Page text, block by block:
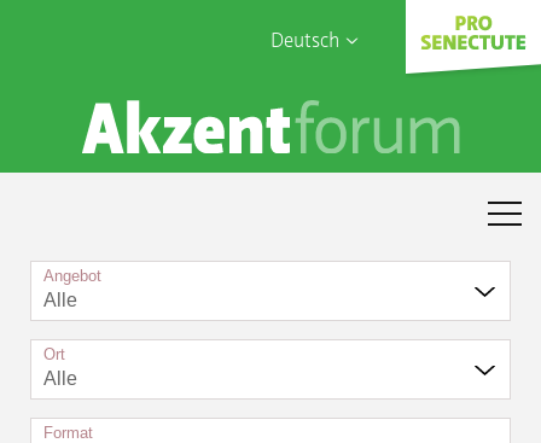
Deutsch
English
Français
Sophia Care
Angebot
Alle
Ort
Alle
Format